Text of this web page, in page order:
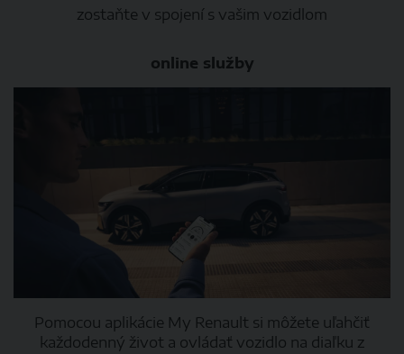
zostaňte v spojení s vašim vozidlom
online služby
Pomocou aplikácie My Renault si môžete uľahčiť
každodenný život a ovládať vozidlo na diaľku z